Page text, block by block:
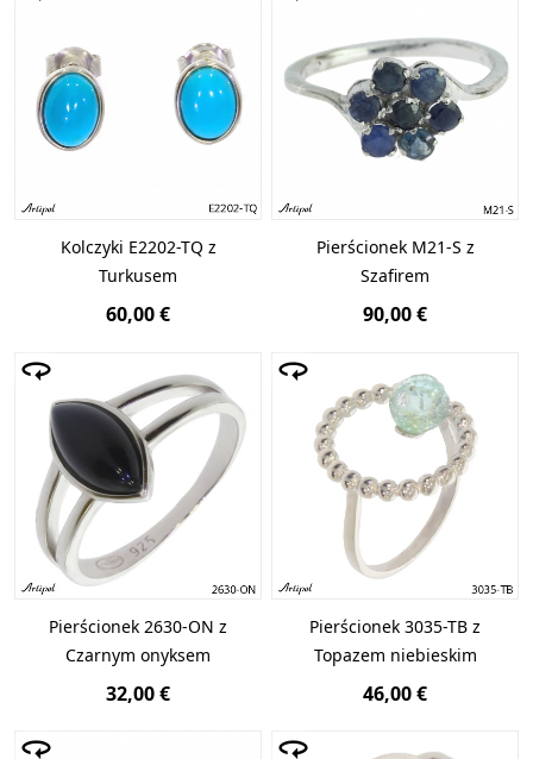
Kolczyki E2202-TQ z
Turkusem
60,00 €
Pierścionek M21-S z
Szafirem
90,00 €
Pierścionek 2630-ON z
Czarnym onyksem
32,00 €
Pierścionek 3035-TB z
Topazem niebieskim
46,00 €